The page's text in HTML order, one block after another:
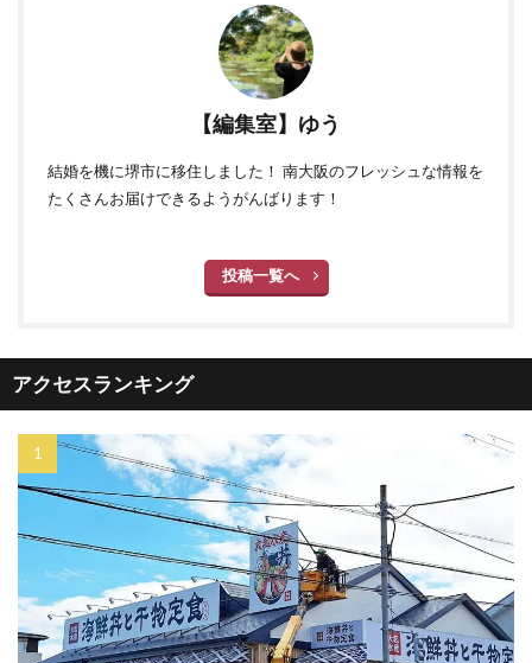
【編集室】ゆう
結婚を機に堺市に移住しました！ 南大阪のフレッシュな情報を
たくさんお届けできるようがんばります！
投稿一覧へ
アクセスランキング